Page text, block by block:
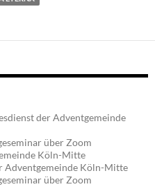
der Adventgemeinde
über Zoom
Köln-Mitte
Adventgemeinde Köln-Mitte
über Zoom